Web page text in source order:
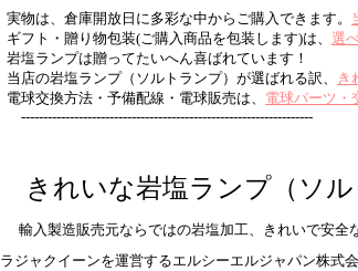
実物は、倉庫開放日に多彩な中からご購入できます。
ギフト・贈り物包装(ご購入商品を包装します)は、 選
岩塩ランプは贈ってたいへん喜ばれています！
当店の岩塩ランプ（ソルトランプ）が選ばれる訳、
き
電球交換方法・予備配線・電球販売は、 電球パーツ・
------------------------------------------------------------------
きれいな岩塩ランプ（ソ
輸入製造販売元ならではの岩塩加工、きれいで安全
ラジャクイーンを運営するエルシーエルジャパン株式